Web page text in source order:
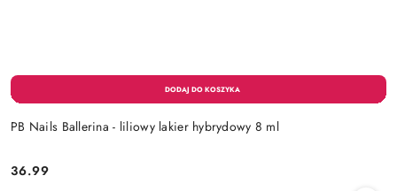
PB Nails Ballerina - liliowy lakier hybrydowy 8 ml
Cena:
36.99